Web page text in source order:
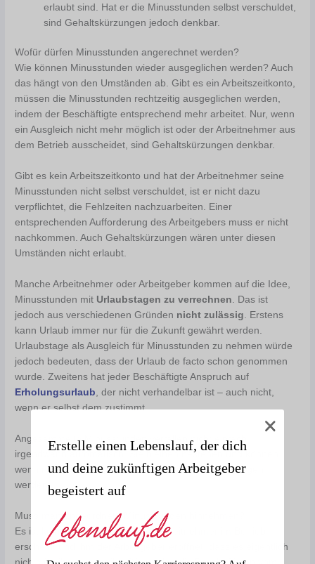
erlaubt sind. Hat er die Minusstunden selbst verschuldet,
sind Gehaltskürzungen jedoch denkbar.
Wofür dürfen Minusstunden angerechnet werden?
Wie können Minusstunden wieder ausgeglichen werden? Auch
das hängt von den Umständen ab. Gibt es ein Arbeitszeitkonto,
müssen die Minusstunden rechtzeitig ausgeglichen werden,
indem der Beschäftigte entsprechend mehr arbeitet. Nur, wenn
ein Ausgleich nicht mehr möglich ist oder der Arbeitnehmer aus
dem Betrieb ausscheidet, sind Gehaltskürzungen denkbar.
Gibt es kein Arbeitszeitkonto und hat der Arbeitnehmer seine
Minusstunden nicht selbst verschuldet, ist er nicht dazu
verpflichtet, die Fehlzeiten nachzuarbeiten. Einer
entsprechenden Aufforderung des Arbeitgebers muss er nicht
nachkommen. Auch Gehaltskürzungen wären unter diesen
Umständen nicht erlaubt.
Manche Arbeitnehmer oder Arbeitgeber kommen auf die Idee,
Minusstunden mit Urlaubstagen zu verrechnen . Das ist
jedoch aus verschiedenen Gründen nicht zulässig . Erstens
kann Urlaub immer nur für die Zukunft gewährt werden.
Urlaubstage als Ausgleich für Minusstunden zu nehmen würde
jedoch bedeuten, dass der Urlaub de facto schon genommen
wurde. Zweitens hat jeder Beschäftigte Anspruch auf
Erholungsurlaub , der nicht verhandelbar ist – auch nicht,
wenn er selbst dem zustimmt.
Angesammelte Minusstunden verfallen nicht einfach
irgendwann automatisch. Sie bleiben bestehen und können,
wenn nötig, von einem Jahr auf das nächste übertragen
werden.
Muss man angeordnete Minusstunden hinnehmen?
Es ist keine Seltenheit, dass ein Arbeitnehmer im Betrieb
erscheint und ihm der Arbeitgeber eröffnet, dass es eigentlich
Erstelle einen Lebenslauf, der dich
und deine zukünftigen Arbeitgeber
begeistert auf